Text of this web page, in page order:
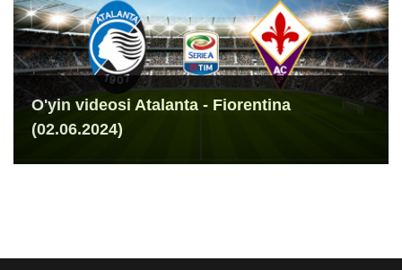
O'yin videosi Atalanta - Fiorentina
(02.06.2024)